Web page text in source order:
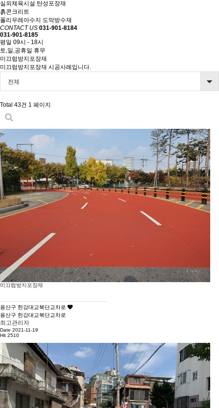
실외체육시설 탄성포장재
흙콘크리트
폴리우레아수지 도막방수재
CONTACT US 031-901-8184
031-901-8185
평일 09시 - 18시
토,일,공휴일 휴무
미끄럼방지포장재
미끄럼방지포장재 시공사례입니다.
전체
Total 43건 1 페이지
미끄럼방지포장재
용산구 한강대교북단교차로
용산구 한강대교북단교차로
최고관리자
Date 2021-11-19
Hit 2510